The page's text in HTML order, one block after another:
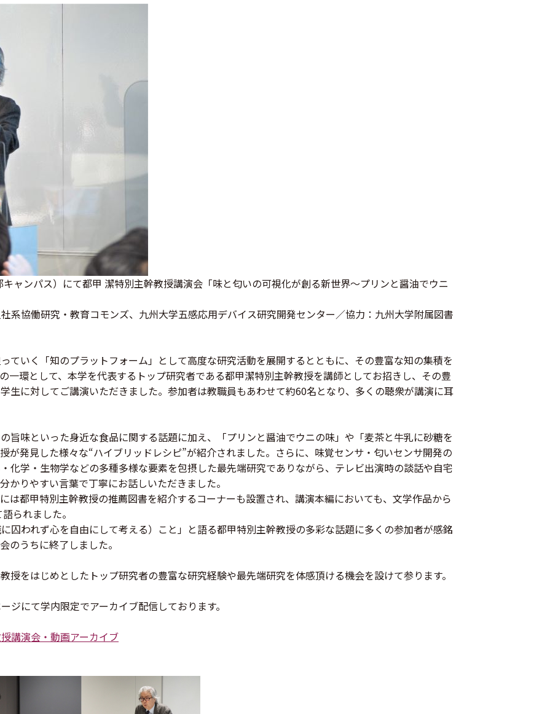
ャンパス）にて都甲 潔特別主幹教授講演会「味と匂いの可視化が創る新世界～プリンと醤油でウニ
系協働研究・教育コモンズ、九州大学五感応用デバイス研究開発センター／協力：九州大学附属図書
ていく「知のプラットフォーム」として高度な研究活動を展開するとともに、その豊富な知の集積を
一環として、本学を代表するトップ研究者である都甲潔特別主幹教授を講師としてお招きし、その豊
生に対してご講演いただきました。参加者は教職員もあわせて約60名となり、多くの聴衆が講演に耳
旨味といった身近な食品に関する話題に加え、「プリンと醤油でウニの味」や「麦茶と牛乳に砂糖を
が発見した様々な“ハイブリッドレシピ”が紹介されました。さらに、味覚センサ・匂いセンサ開発の
化学・生物学などの多種多様な要素を包摂した最先端研究でありながら、テレビ出演時の談話や自宅
りやすい言葉で丁寧にお話しいただきました。
は都甲特別主幹教授の推薦図書を紹介するコーナーも設置され、講演本編においても、文学作品から
られました。
囚われず心を自由にして考える）こと」と語る都甲特別主幹教授の多彩な話題に多くの参加者が感銘
のうちに終了しました。
をはじめとしたトップ研究者の豊富な研究経験や最先端研究を体感頂ける機会を設けて参ります。
にて学内限定でアーカイブ配信しております。
講演会・動画アーカイブ